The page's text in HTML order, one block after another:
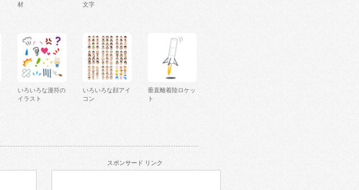
材
文字
いろいろな漫符の
イラスト
いろいろな顔アイ
コン
垂直離着陸ロケッ
ト
スポンサード リンク